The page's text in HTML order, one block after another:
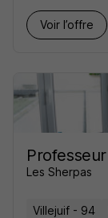
Voir l’offre
Les Sherpas
Villejuif - 94